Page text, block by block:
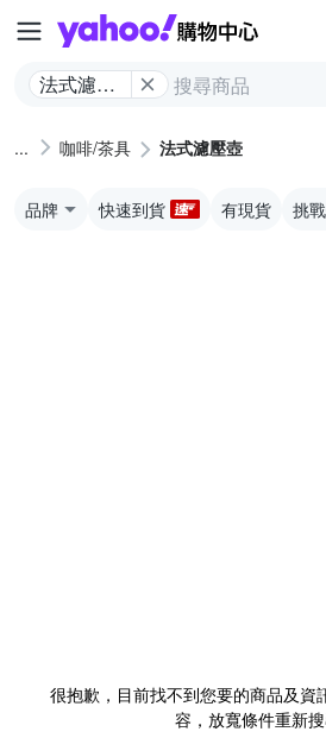
法式濾壓
咖啡/茶具 法式濾壓壺
品牌 快速到貨 有現貨 挑
很抱歉，目前找不到您要的商品及資
容，放寬條件重新搜